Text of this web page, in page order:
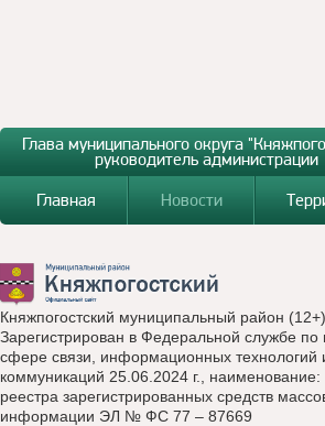
Глава муниципального округа
руководитель администрации
Главная
Новости
Княжпогостский муниципальный район (12+)
Зарегистрирован в Федеральной службе по
сфере связи, информационных технологий
коммуникаций 25.06.2024 г., наименование:
реестра зарегистрированных средств
информации ЭЛ № ФС 77 – 87669